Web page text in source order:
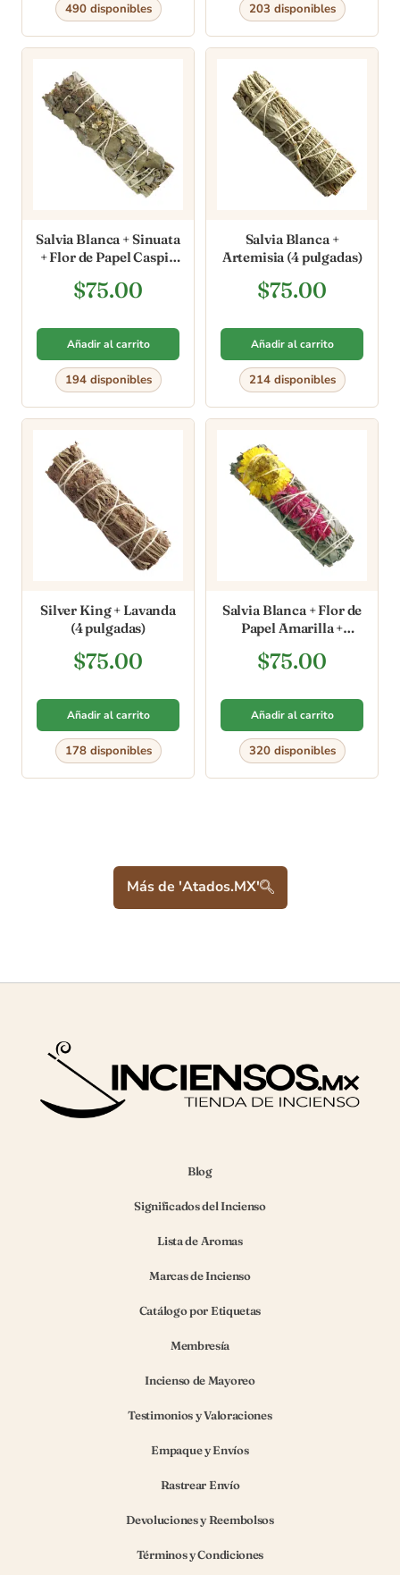
490 disponibles 203 disponibles
Salvia Blanca + Sinuata
+ Flor de Papel Caspio
$75.00
Añadir al carrito
194 disponibles
Salvia Blanca +
Artemisia (4 pulgadas)
$75.00
Añadir al carrito
214 disponibles
Silver King + Lavanda
(4 pulgadas)
$75.00
Añadir al carrito
178 disponibles
Salvia Blanca + Flor de
Papel Amarilla +
$75.00
Añadir al carrito
320 disponibles
Más de 'Atados.MX'
Blog
Significados del Incienso
Lista de Aromas
Marcas de Incienso
Catálogo por Etiquetas
Membresía
Incienso de Mayoreo
Testimonios y Valoraciones
Empaque y Envíos
Rastrear Envío
Devoluciones y Reembolsos
Términos y Condiciones